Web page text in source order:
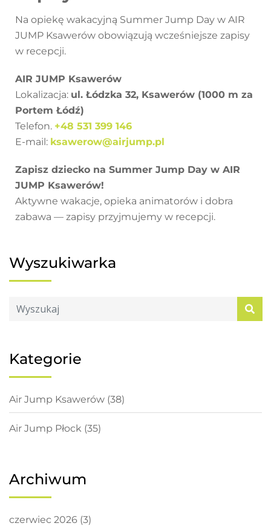
Na opiekę wakacyjną Summer Jump Day w AIR
JUMP Ksawerów obowiązują wcześniejsze zapisy
w recepcji.
AIR JUMP Ksawerów
Lokalizacja: ul. Łódzka 32, Ksawerów (1000 m za
Portem Łódź)
Telefon. +48 531 399 146
E-mail: ksawerow@airjump.pl
Zapisz dziecko na Summer Jump Day w AIR
JUMP Ksawerów!
Aktywne wakacje, opieka animatorów i dobra
zabawa — zapisy przyjmujemy w recepcji.
Wyszukiwarka
Kategorie
Air Jump Ksawerów (38)
Air Jump Płock (35)
Archiwum
czerwiec 2026 (3)